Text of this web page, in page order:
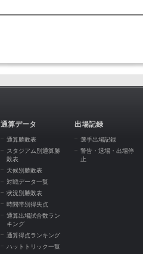
通算データ
通算勝敗表
スタジアム別通算勝
敗表
天候別勝敗表
対戦データ一覧
状況別勝敗表
時間帯別得失点
通算出場試合数ラン
キング
通算得点ランキング
ハットトリック一覧
出場記録
選手出場記録
警告・退場・出場停
止